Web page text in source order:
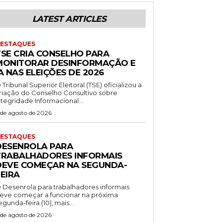
LATEST ARTICLES
CRIA CONSELHO PARA
DESINFORMAÇÃO E
NAS ELEIÇÕES DE 2026
Tribunal Superior Eleitoral (TSE) oficializou a
do Conselho Consultivo sobre
Informacional...
agosto de 2026
PARA
INFORMAIS
COMEÇAR NA SEGUNDA-
Desenrola para trabalhadores informais
começar a funcionar na próxima
feira (10), mais...
agosto de 2026